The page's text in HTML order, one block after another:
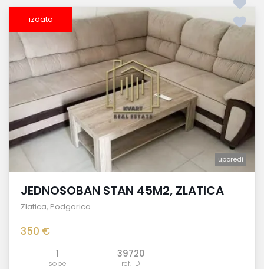
izdato
uporedi
JEDNOSOBAN STAN 45M2, ZLATICA
Zlatica, Podgorica
350 €
1
sobe
39720
ref. ID